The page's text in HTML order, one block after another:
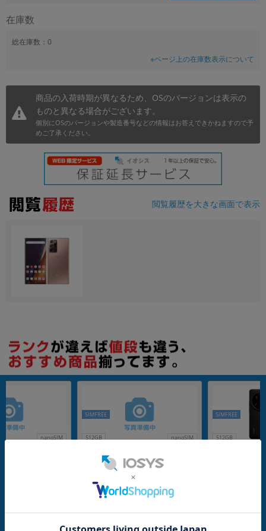
在庫数
総在庫数：0
※ページ上の在庫数表示について
商品の入荷時期が異なるため、OSのバージョンは表示の
ものと異なる場合がございます。
個別にOSのバージョンや製造番号などの情報はお答えできかねますので予
めご了承ください。
閲覧履歴を大きな画面で表示
nanoSIM 512GB nanoSIM
SIMFREE
B/ROM512GB 国内版 SIMフリー】
メーカー：Xiaomi （小米）
発売日：2026/06
112,800 (税込)
512GB
SIMFREE
価格
円
発売日
月 から
年 月 まで
各項目のチェックボックスは「or検索」となります。